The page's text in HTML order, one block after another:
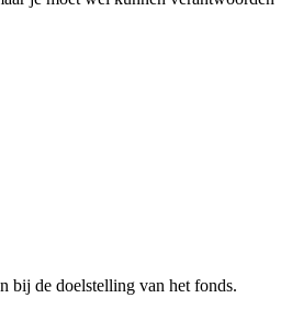
bij de doelstelling van het fonds.